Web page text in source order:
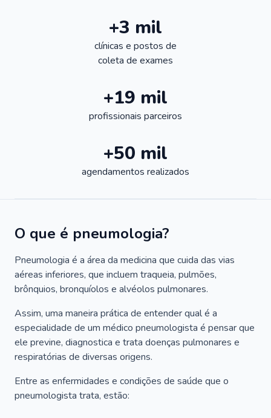
+3 mil
clínicas e postos de
coleta de exames
+19 mil
profissionais parceiros
+50 mil
agendamentos realizados
O que é pneumologia?
Pneumologia é a área da medicina que cuida das vias
aéreas inferiores, que incluem traqueia, pulmões,
brônquios, bronquíolos e alvéolos pulmonares.
Assim, uma maneira prática de entender qual é a
especialidade de um médico pneumologista é pensar que
ele previne, diagnostica e trata doenças pulmonares e
respiratórias de diversas origens.
Entre as enfermidades e condições de saúde que o
pneumologista trata, estão: